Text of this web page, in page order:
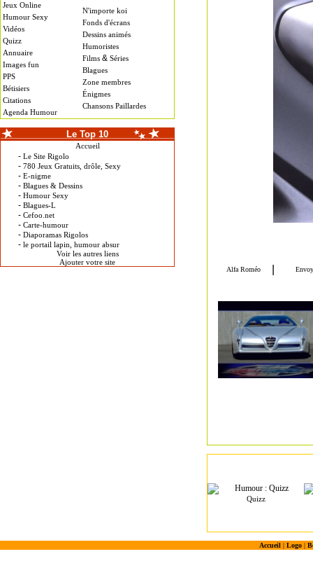
Jeux Online
Humour Sexy
Vidéos
Quizz
Annuaire
Images fun
PPS
Bétisiers
Citations
Agenda Humour
N'importe koi
Fonds d'écrans
Dessins animés
Humoristes
Films & Séries
Blagues
Zone membres
Énigmes
Chansons Paillardes
Le Top 10
Accueil
- Le Site Rigolo
- 780 Jeux Gratuits, drôle, Sexy
- E-nigme
- Blagues & Dessins
- Humour Sexy
- Blagues-L
- Cefoo.net
- Carte-humour
- Diaporamas Rigolos
- le portail lapin, humour absur
Voir les autres liens
Ajouter votre site
Quizz
Accueil| Logo|